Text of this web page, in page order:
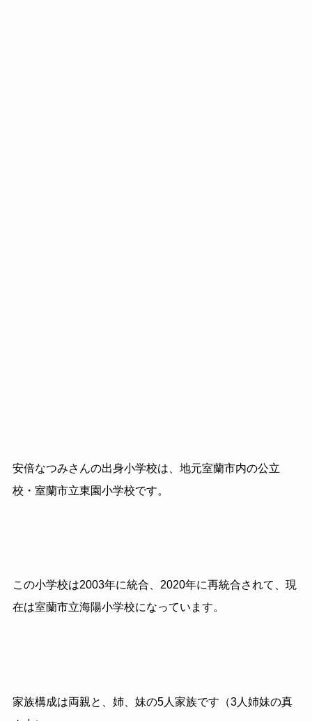
安倍なつみさんの出身小学校は、地元室蘭市内の公立
校・室蘭市立東園小学校です。
この小学校は2003年に統合、2020年に再統合されて、現
在は室蘭市立海陽小学校になっています。
家族構成は両親と、姉、妹の5人家族です（3人姉妹の真